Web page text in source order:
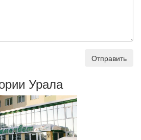
Отправить
Урала